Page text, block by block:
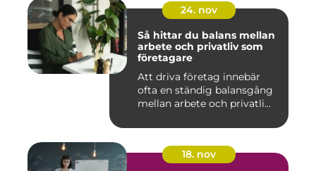
24. nov
Så hittar du balans mellan
arbete och privatliv som
företagare
Att driva företag innebär
ofta en ständig balansgång
mellan arbete och privatli...
18. nov